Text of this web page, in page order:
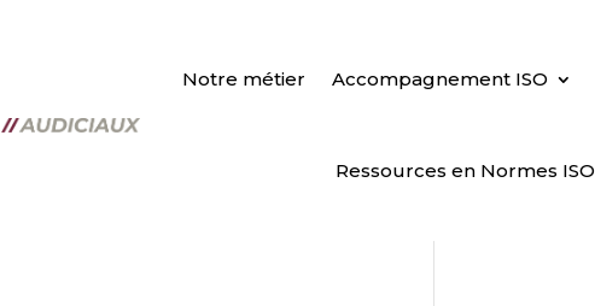
Notre métier Accompagnement ISO
Ressources en Normes ISO